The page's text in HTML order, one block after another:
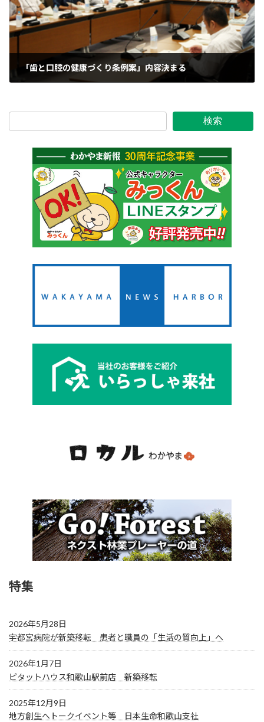
「歯と口腔の健康づくり条例案」内容決まる
検索
特集
2026年5月28日
宇都宮病院が新築移転 患者と職員の「生活の質向上」へ
2026年1月7日
ピタットハウス和歌山駅前店 新築移転
2025年12月9日
地方創生へトークイベント等 日本生命和歌山支社